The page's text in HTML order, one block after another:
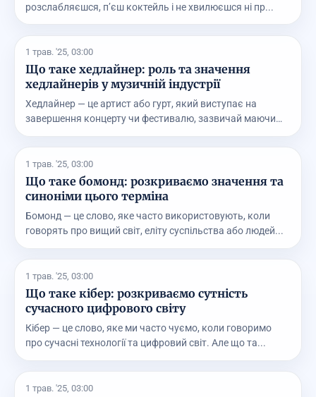
розслабляєшся, п’єш коктейль і не хвилюєшся ні пр...
1 трав. '25, 03:00
Що таке хедлайнер: роль та значення
хедлайнерів у музичній індустрії
Хедлайнер — це артист або гурт, який виступає на
завершення концерту чи фестивалю, зазвичай маючи
1 трав. '25, 03:00
Що таке бомонд: розкриваємо значення та
синоніми цього терміна
Бомонд — це слово, яке часто використовують, коли
говорять про вищий світ, еліту суспільства або людей...
1 трав. '25, 03:00
Що таке кібер: розкриваємо сутність
сучасного цифрового світу
Кібер — це слово, яке ми часто чуємо, коли говоримо
про сучасні технології та цифровий світ. Але що та...
1 трав. '25, 03:00